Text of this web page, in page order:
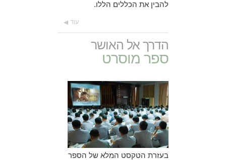
להבין את הכללים הללו.
עוד
הדרך אל האושר
ספר מוסרט
בעזרת הטקסט המלא של הספר